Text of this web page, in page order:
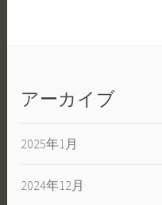
アーカイブ
2025年1月
2024年12月